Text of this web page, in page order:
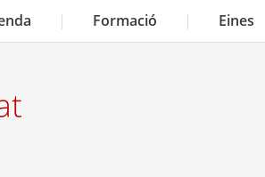
Formació Eines